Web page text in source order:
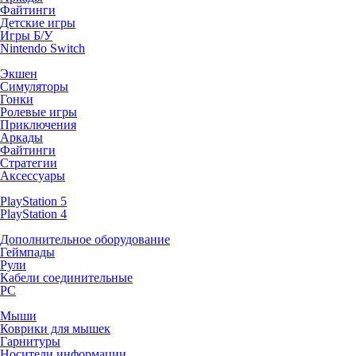
Файтинги
Детские игры
Игры Б/У
Nintendo Switch
Экшен
Симуляторы
Гонки
Ролевые игры
Приключения
Аркады
Файтинги
Стратегии
Аксессуары
PlayStation 5
PlayStation 4
Дополнительное оборудование
Геймпады
Рули
Кабели соединительные
PC
Мыши
Коврики для мышек
Гарнитуры